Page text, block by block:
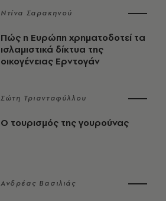
Ντίνα Σαρακηνού
Πώς η Ευρώπη χρηματοδοτεί τα
ισλαμιστικά δίκτυα της
οικογένειας Ερντογάν
Σώτη Τριανταφύλλου
Ο τουρισμός της γουρούνας
Ανδρέας Βασιλιάς